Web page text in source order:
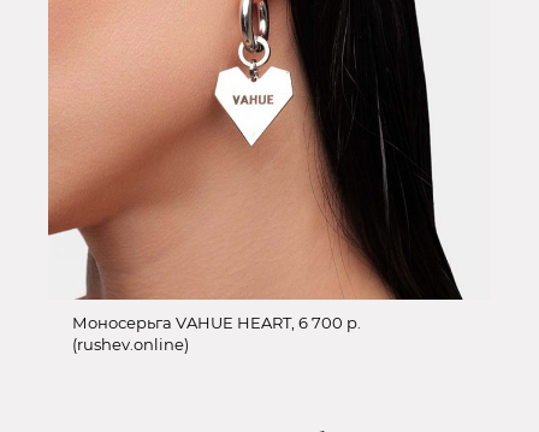
Моносерьга VAHUE HEART, 6 700 р.
(rushev.online)